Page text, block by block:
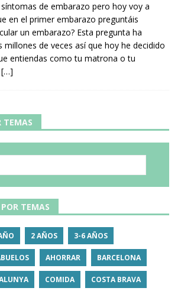
de embarazo pero hoy voy a
en el primer embarazo preguntáis
un embarazo? Esta pregunta ha
millones de veces así que hoy he decidido
entiendas como tu matrona o tu
[…]
TEMAS
TEMAS
2 AÑOS 3-6 AÑOS
AHORRAR BARCELONA
COMIDA COSTA BRAVA